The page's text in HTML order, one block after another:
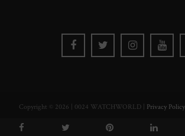
Copyright © 2026 | 0024 WATCHWORLD | Privacy Policy
ontwerp Watch this Agency BV Almere